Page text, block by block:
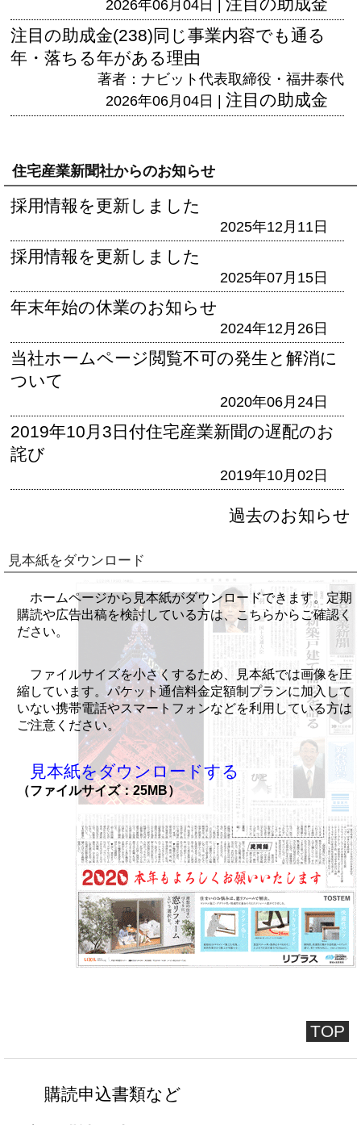
2026年06月04日 |
注目の助成金(238)同じ事業内容でも通る
年・落ちる年がある理由
著者：ナビット代表取締役・福井泰代
2026年06月04日 | 注目の助成金
住宅産業新聞社からのお知らせ
採用情報を更新しました
2025年12月11日
採用情報を更新しました
2025年07月15日
年末年始の休業のお知らせ
2024年12月26日
当社ホームページ閲覧不可の発生と解消に
ついて
2020年06月24日
2019年10月3日付住宅産業新聞の遅配のお
詫び
2019年10月02日
過去のお知らせ
見本紙をダウンロード
ホームページから見本紙がダウンロードできます。定期
購読や広告出稿を検討している方は、こちらからご確認く
ださい。
ファイルサイズを小さくするため、見本紙では画像を圧
縮しています。パケット通信料金定額制プランに加入して
いない携帯電話やスマートフォンなどを利用している方は
ご注意ください。
見本紙をダウンロードする
（ファイルサイズ：25MB）
TOP
購読申込書類など